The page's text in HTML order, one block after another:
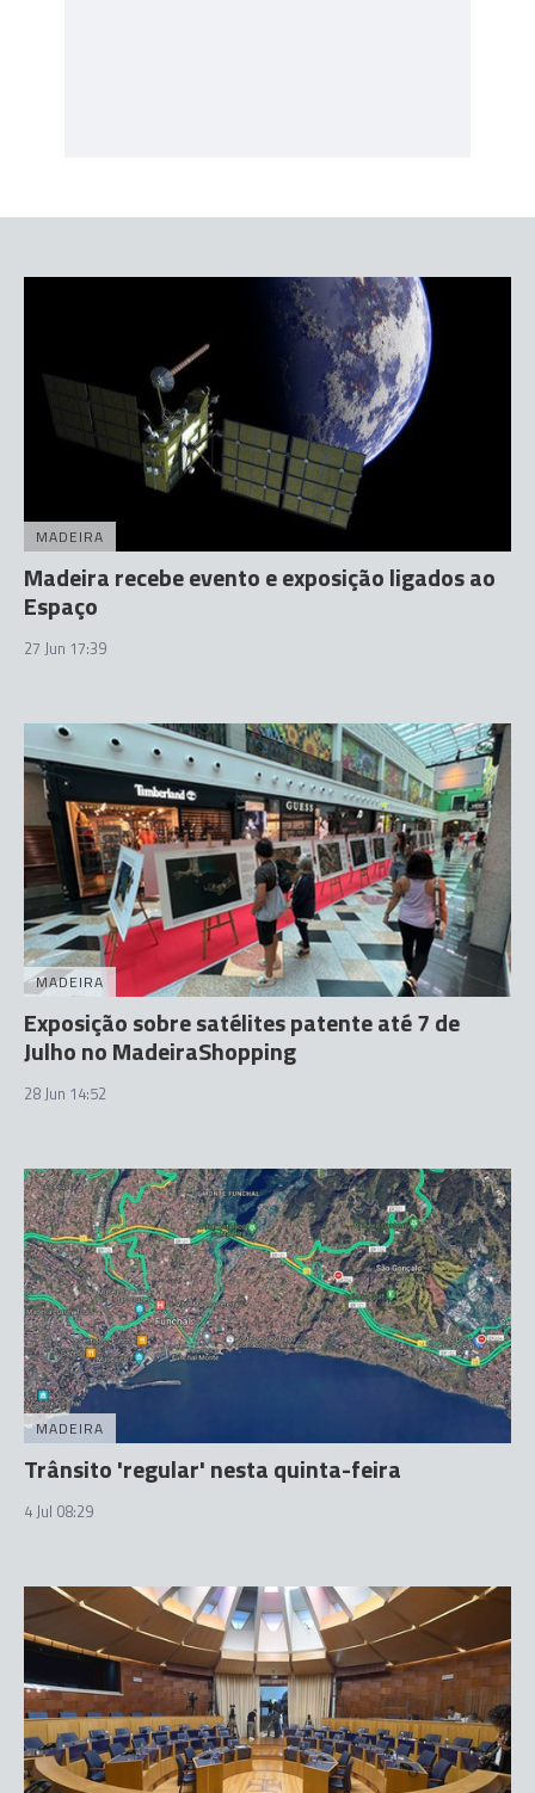
MADEIRA
Madeira recebe evento e exposição ligados ao
Espaço
27 Jun 17:39
MADEIRA
Exposição sobre satélites patente até 7 de
Julho no MadeiraShopping
28 Jun 14:52
MADEIRA
Trânsito 'regular' nesta quinta-feira
4 Jul 08:29